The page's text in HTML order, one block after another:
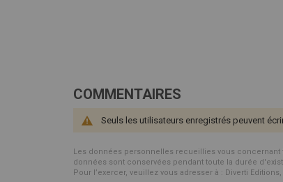
COMMENTAIRES
Seuls les utilisateurs enregistrés peuvent
Les données personnelles recueillies vous concernant
données sont conservées pendant toute la durée
Pour l’exercer, veuillez vous adresser à : Diverti